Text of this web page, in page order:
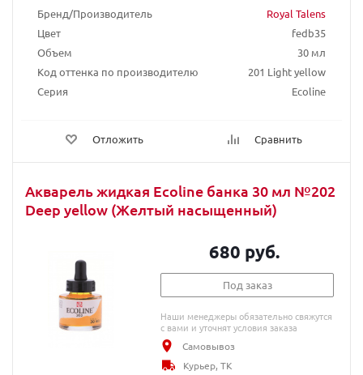
Бренд/Производитель
Royal Talens
Цвет
fedb35
Объем
30 мл
Код оттенка по производителю
201 Light yellow
Серия
Ecoline
Отложить Сравнить
Акварель жидкая Ecoline банка 30 мл №202
Deep yellow (Желтый насыщенный)
680 руб.
Под заказ
Наши менеджеры обязательно свяжутся
с вами и уточнят условия заказа
Самовывоз
Курьер, ТК